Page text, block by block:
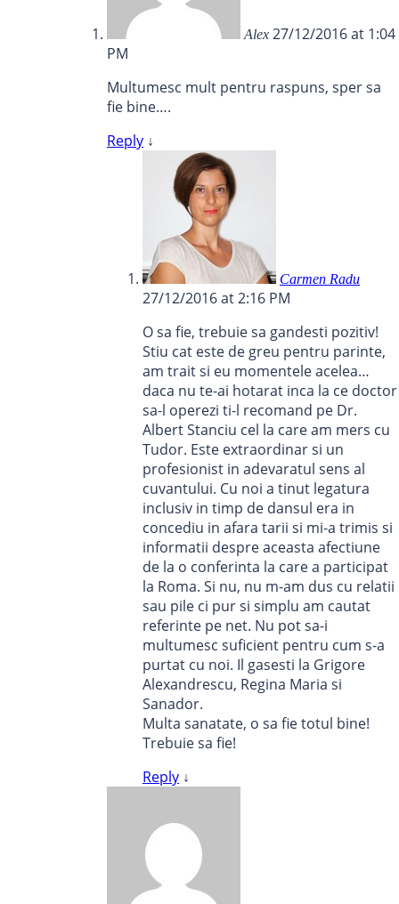
Alex 27/12/2016 at 1:04
PM
Multumesc mult pentru raspuns, sper sa
fie bine….
Reply ↓
Carmen Radu
27/12/2016 at 2:16 PM
O sa fie, trebuie sa gandesti pozitiv!
Stiu cat este de greu pentru parinte,
am trait si eu momentele acelea…
daca nu te-ai hotarat inca la ce doctor
sa-l operezi ti-l recomand pe Dr.
Albert Stanciu cel la care am mers cu
Tudor. Este extraordinar si un
profesionist in adevaratul sens al
cuvantului. Cu noi a tinut legatura
inclusiv in timp de dansul era in
concediu in afara tarii si mi-a trimis si
informatii despre aceasta afectiune
de la o conferinta la care a participat
la Roma. Si nu, nu m-am dus cu relatii
sau pile ci pur si simplu am cautat
referinte pe net. Nu pot sa-i
multumesc suficient pentru cum s-a
purtat cu noi. Il gasesti la Grigore
Alexandrescu, Regina Maria si
Sanador.
Multa sanatate, o sa fie totul bine!
Trebuie sa fie!
Reply ↓